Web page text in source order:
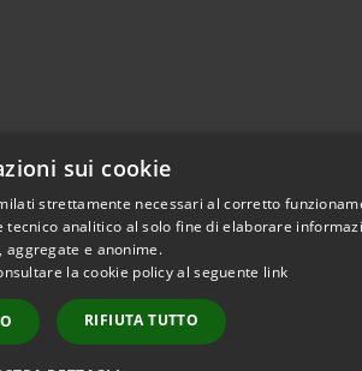
sui cookie
strettamente necessari al corretto
tecnico analitico al solo fine di elaborare
aggregate e anonime.
la cookie policy al seguente link
RIFIUTA TUTTO